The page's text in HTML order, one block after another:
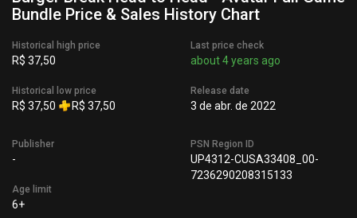
Bundle Price & Sales History Chart
Historical high price
R$ 37,50
Historical low price
R$ 37,50 R$ 37,50
Last price check
about 4 years ago
Release date
3 de abr. de 2022
Publisher
-
Age limit
6+
PSN Region ID
UP4312-CUSA33408_00-
7236290208315133